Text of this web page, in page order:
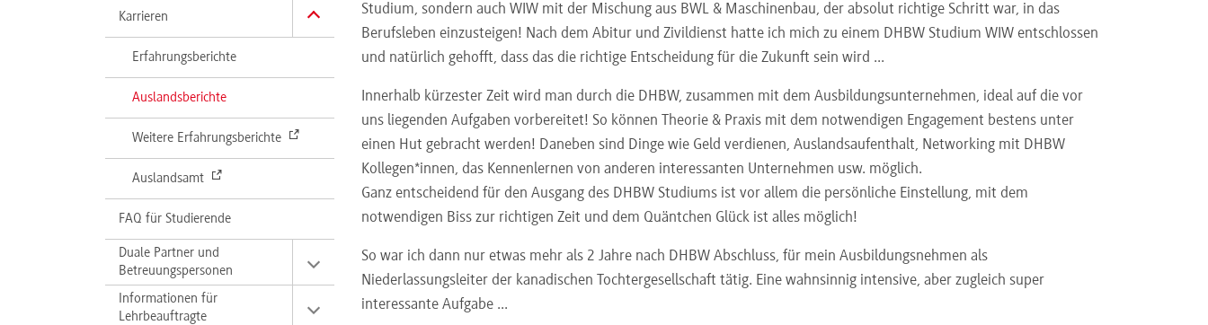
Karrieren
Erfahrungsberichte
Auslandsberichte(aktuell)
Weitere Erfahrungsberichte
Auslandsamt
FAQ für Studierende
Duale Partner und
Betreuungspersonen
Informationen für
Lehrbeauftragte
Studium, sondern auch WIW mit der Mischung aus BWL & Maschinenbau, der absolut richtige Schritt war, in das
Berufsleben einzusteigen! Nach dem Abitur und Zivildienst hatte ich mich zu einem DHBW Studium WIW entschlossen
und natürlich gehofft, dass das die richtige Entscheidung für die Zukunft sein wird ...
Innerhalb kürzester Zeit wird man durch die DHBW, zusammen mit dem Ausbildungsunternehmen, ideal auf die vor
uns liegenden Aufgaben vorbereitet! So können Theorie & Praxis mit dem notwendigen Engagement bestens unter
einen Hut gebracht werden! Daneben sind Dinge wie Geld verdienen, Auslandsaufenthalt, Networking mit DHBW
Kollegen*innen, das Kennenlernen von anderen interessanten Unternehmen usw. möglich.
Ganz entscheidend für den Ausgang des DHBW Studiums ist vor allem die persönliche Einstellung, mit dem
notwendigen Biss zur richtigen Zeit und dem Quäntchen Glück ist alles möglich!
So war ich dann nur etwas mehr als 2 Jahre nach DHBW Abschluss, für mein Ausbildungsnehmen als
Niederlassungsleiter der kanadischen Tochtergesellschaft tätig. Eine wahnsinnig intensive, aber zugleich super
interessante Aufgabe ...